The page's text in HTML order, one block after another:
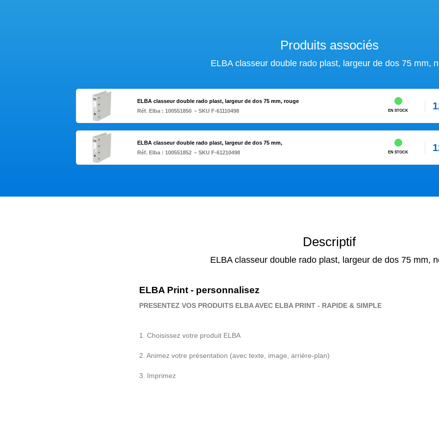
Produits associés
ELBA classeur double rado plast, largeur de dos 75 mm,
ELBA classeur double rado plast, largeur de dos 75 mm, rouge
Réf. Elba : 100551850 – SKU F-61110498 EN STOCK
ELBA classeur double rado plast, largeur de dos 75 mm,
Réf. Elba : 100551852 – SKU F-61210498 EN STOCK
Descriptif
ELBA classeur double rado plast, largeur de dos 75 mm,
ELBA Print - personnalisez
PRESENTEZ VOS PRODUITS ELBA AVEC ELBA PRINT - RAPIDE & SIMPLE
1. Choisissez votre produit ELBA
2. Animez votre présentation (avec texte, image, arrière-plan)
3. Imprimez